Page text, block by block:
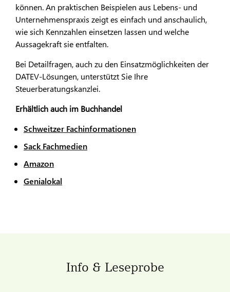
können. An praktischen Beispielen aus Lebens- und
Unternehmenspraxis zeigt es einfach und anschaulich,
wie sich Kennzahlen einsetzen lassen und welche
Aussagekraft sie entfalten.
Bei Detailfragen, auch zu den Einsatzmöglichkeiten der
DATEV-Lösungen, unterstützt Sie Ihre
Steuerberatungskanzlei.
Erhältlich auch im Buchhandel
Schweitzer Fachinformationen
Sack Fachmedien
Amazon
Genialokal
Info & Leseprobe